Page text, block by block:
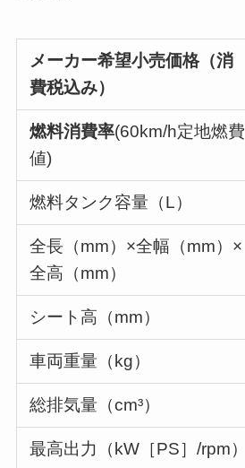
メーカー希望小売価格（消
費税込み）
燃料消費率(60km/h定地燃費
値)
燃料タンク容量（L）
全長（mm）×全幅（mm）×
全高（mm）
シート高（mm）
車両重量（kg）
総排気量（cm³）
最高出力（kW［PS］/rpm）